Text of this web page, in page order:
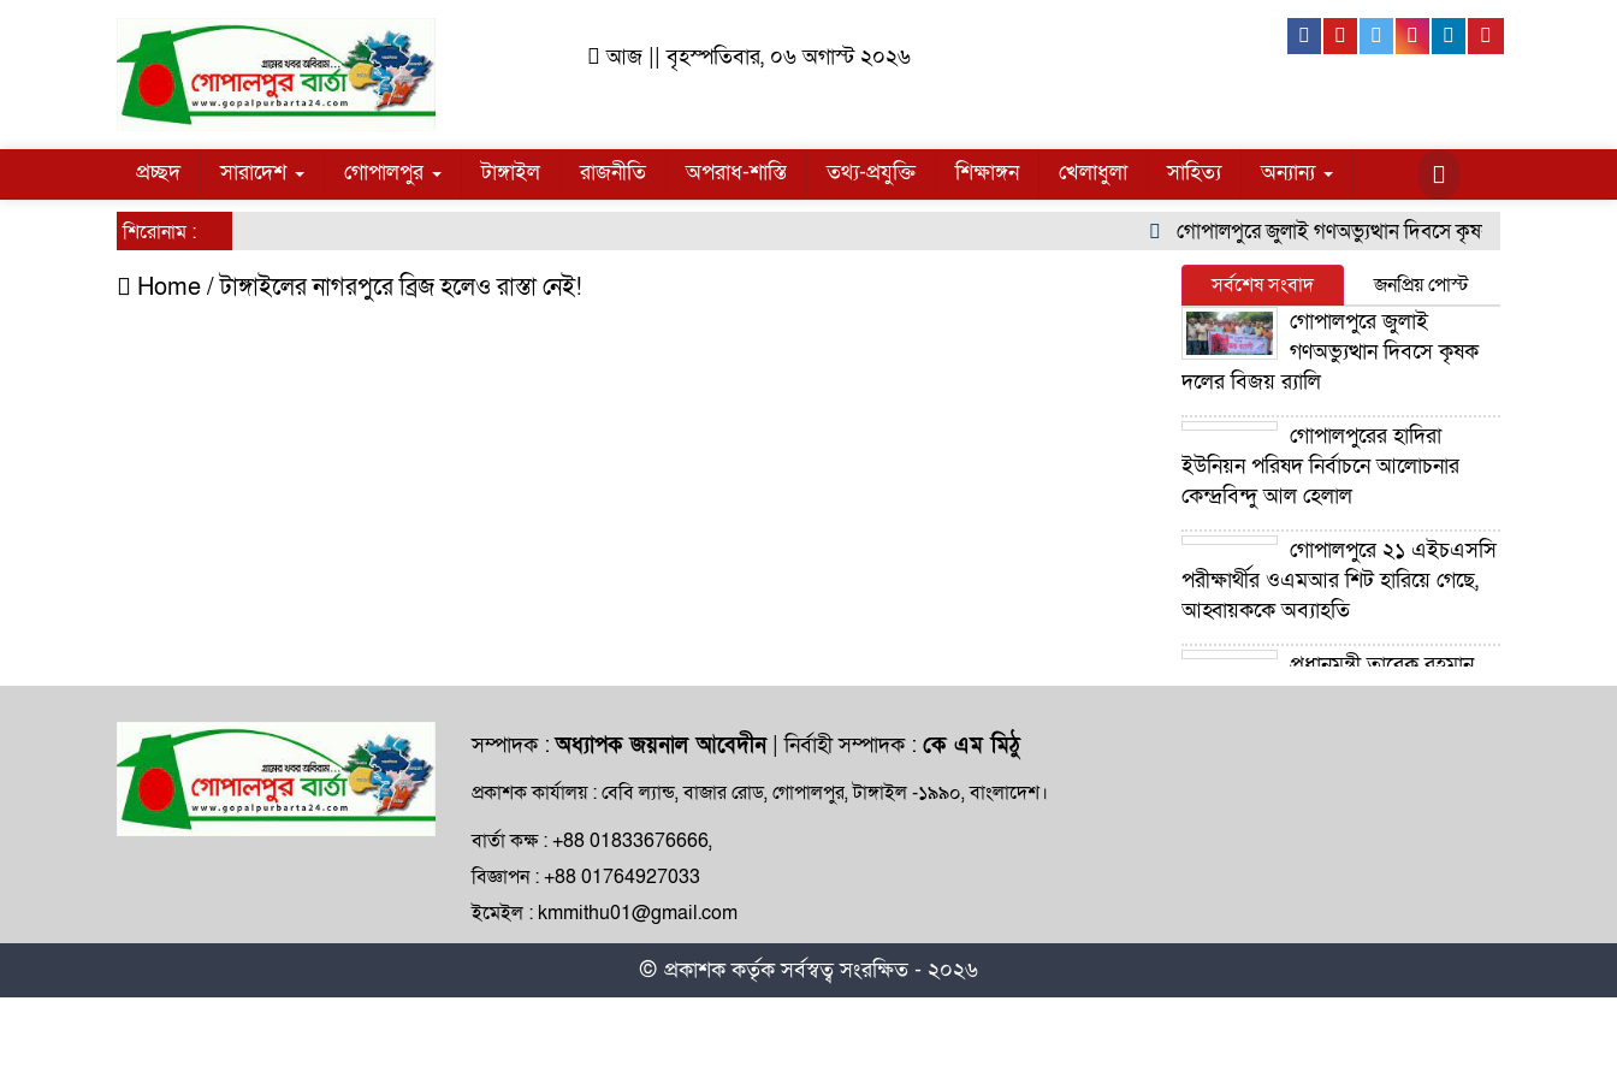
আজ || বৃহস্পতিবার, ০৬ অগাস্ট ২০২৬
Facebook
YoutubeTwitterInstagram
Linkedin
প্রচ্ছদ সারাদেশ গোপালপুর টাঙ্গাইল রাজনীতি অপরাধ-শাস্তি তথ্য-প্রযুক্তি শিক্ষাঙ্গন খেলাধুলা সাহিত্য অন্যান্য
শিরোনাম : গোপালপুরে জুলাই গণঅভ্যুত্থান দিবসে কৃষক দলের বিজয় র‍্যালি
Home /টাঙ্গাইলের নাগরপুরে ব্রিজ হলেও রাস্তা নেই! সর্বশেষ সংবাদ জনপ্রিয় পোস্ট
গোপালপুরে জুলাই
গণঅভ্যুত্থান দিবসে কৃষক
দলের বিজয় র‍্যালি
গোপালপুরের হাদিরা
ইউনিয়ন পরিষদ নির্বাচনে আলোচনার
কেন্দ্রবিন্দু আল হেলাল
গোপালপুরে ২১ এইচএসসি
পরীক্ষার্থীর ওএমআর শিট হারিয়ে গেছে,
আহ্বায়ককে অব্যাহতি
প্রধানমন্ত্রী তারেক রহমান
নদী খনন কর্মসূচির উদ্যোগ গ্রহণ করেছে :
সম্পাদক :অধ্যাপক জয়নাল আবেদীন| নির্বাহী সম্পাদক : কে এম মিঠু
প্রকাশক কার্যালয় : বেবি ল্যান্ড, বাজার রোড, গোপালপুর, টাঙ্গাইল -১৯৯০, বাংলাদেশ।
বার্তা কক্ষ : +88 01833676666,
বিজ্ঞাপন : +88 01764927033
ইমেইল : kmmithu01@gmail.com
© প্রকাশক কর্তৃক সর্বস্বত্ব সংরক্ষিত - ২০২৬